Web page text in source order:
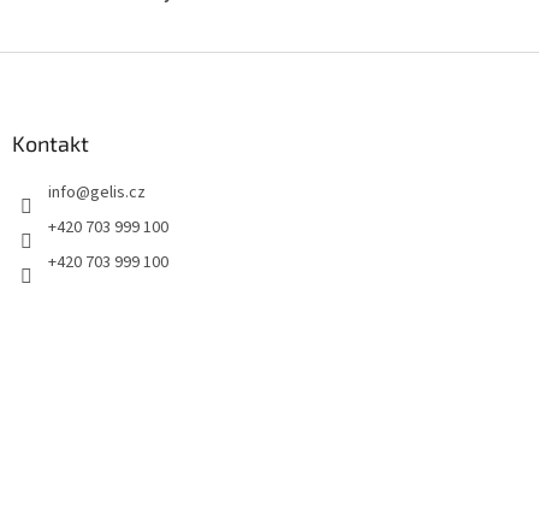
Kontakt
info@gelis.cz
+420 703 999 100
+420 703 999 100